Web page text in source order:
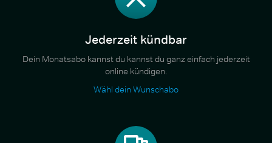
Jederzeit kündbar
Dein Monatsabo kannst du kannst du ganz einfach jederzeit
online kündigen.
Wähl dein Wunschabo